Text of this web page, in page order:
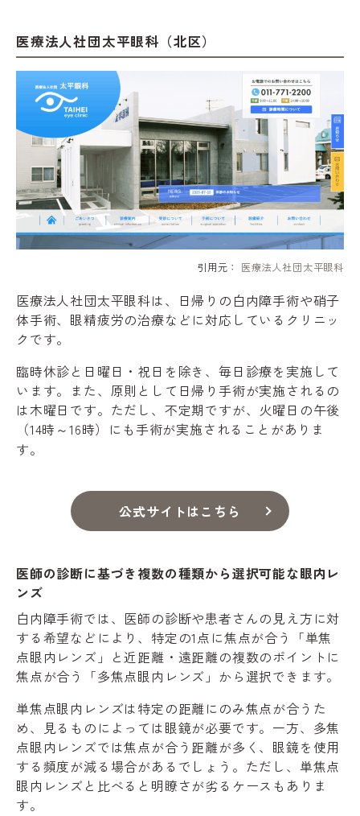
医療法人社団太平眼科（北区）
引用元： 医療法人社団太平眼科
医療法人社団太平眼科は、日帰りの白内障手術や硝子
体手術、眼精疲労の治療などに対応しているクリニッ
クです。
臨時休診と日曜日・祝日を除き、毎日診療を実施して
います。また、原則として日帰り手術が実施されるの
は木曜日です。ただし、不定期ですが、火曜日の午後
（14時～16時）にも手術が実施されることがありま
す。
公式サイトはこちら
医師の診断に基づき複数の種類から選択可能な眼内レ
ンズ
白内障手術では、医師の診断や患者さんの見え方に対
する希望などにより、特定の1点に焦点が合う「単焦
点眼内レンズ」と近距離・遠距離の複数のポイントに
焦点が合う「多焦点眼内レンズ」から選択できます。
単焦点眼内レンズは特定の距離にのみ焦点が合うた
め、見るものによっては眼鏡が必要です。一方、多焦
点眼内レンズでは焦点が合う距離が多く、眼鏡を使用
する頻度が減る場合があるでしょう。ただし、単焦点
眼内レンズと比べると明瞭さが劣るケースもありま
す。